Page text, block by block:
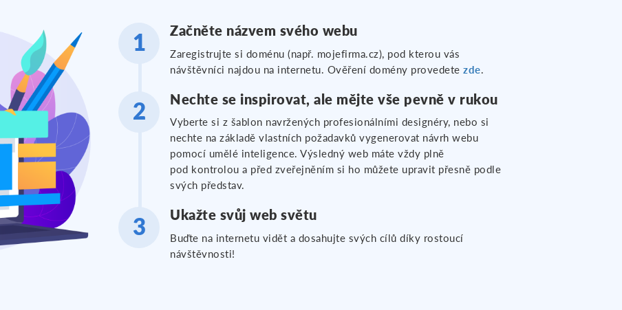
Začněte názvem svého webu
Zaregistrujte si doménu (např. mojefirma.cz), pod kterou vás
návštěvníci najdou na internetu. Ověření domény provedete zde.
Nechte se inspirovat, ale mějte vše pevně v rukou
Vyberte si z šablon navržených profesionálními designéry, nebo si
nechte na základě vlastních požadavků vygenerovat návrh webu
pomocí umělé inteligence. Výsledný web máte vždy plně
pod kontrolou a před zveřejněním si ho můžete upravit přesně podle
svých představ.
Ukažte svůj web světu
Buďte na internetu vidět a dosahujte svých cílů díky rostoucí
návštěvnosti!